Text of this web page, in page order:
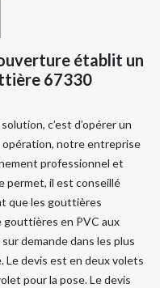
établit un
67330
c’est d’opérer un
notre entreprise
professionnel et
permet, il est conseillé
que les gouttières
gouttières en PVC aux
demande dans les plus
Le devis est en deux volets
pour la pose. Le devis